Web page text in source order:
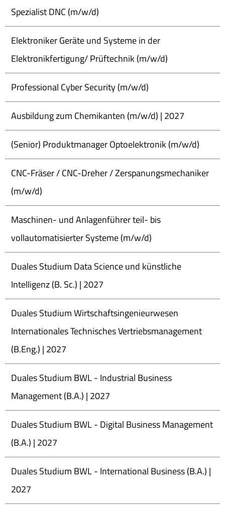
Spezialist DNC (m/w/d)
Elektroniker Geräte und Systeme in der
Elektronikfertigung/ Prüftechnik (m/w/d)
Professional Cyber Security (m/w/d)
Ausbildung zum Chemikanten (m/w/d) | 2027
(Senior) Produktmanager Optoelektronik (m/w/d)
CNC-Fräser / CNC-Dreher / Zerspanungsmechaniker
(m/w/d)
Maschinen- und Anlagenführer teil- bis
vollautomatisierter Systeme (m/w/d)
Duales Studium Data Science und künstliche
Intelligenz (B. Sc.) | 2027
Duales Studium Wirtschaftsingenieurwesen
Internationales Technisches Vertriebsmanagement
(B.Eng.) | 2027
Duales Studium BWL - Industrial Business
Management (B.A.) | 2027
Duales Studium BWL - Digital Business Management
(B.A.) | 2027
Duales Studium BWL - International Business (B.A.) |
2027